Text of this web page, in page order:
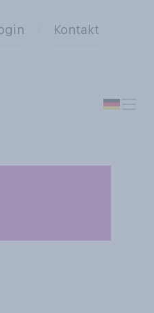
Kontakt